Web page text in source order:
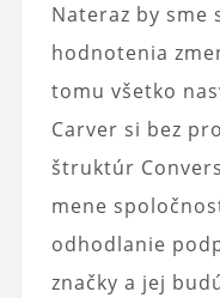
Nateraz by sme
hodnotenia
tomu všetko
Carver si bez
štruktúr
mene
odhodlanie
značky a jej